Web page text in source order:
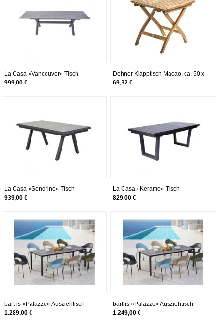
La Casa »Vancouver« Tisch
ausziehbar 200/260x76x100 cm
999,00 €
Dehner Klapptisch Macao, ca. 50 x
50 x 50 cm, FSC Akazienholz, natur
69,32 €
La Casa »Sondrino« Tisch
ausziehbar 200/260x76x100 cm
939,00 €
La Casa »Keramo« Tisch
ausziehbar
829,00 €
barths »Palazzo« Ausziehtisch
160/210x75x90 cm
1.289,00 €
barths »Palazzo« Ausziehtisch
120/160x75x80 cm
1.249,00 €